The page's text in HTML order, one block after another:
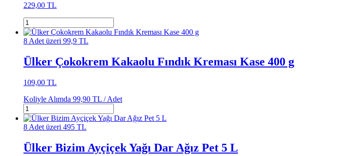
229,00 TL
8 Adet üzeri 99,9 TL
Ülker Çokokrem Kakaolu Fındık Kreması Kase 400 g
109,00 TL
Koliyle Alımda 99,90 TL /Adet
8 Adet üzeri 495 TL
Ülker Bizim Ayçiçek Yağı Dar Ağız Pet 5 L